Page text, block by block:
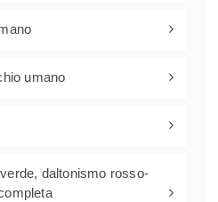
umano
daltonismo rosso-